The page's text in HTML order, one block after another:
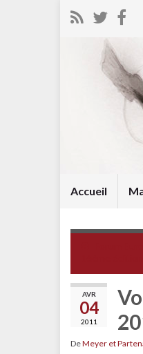
Accueil
AVR
04
2011
DeMeyer et